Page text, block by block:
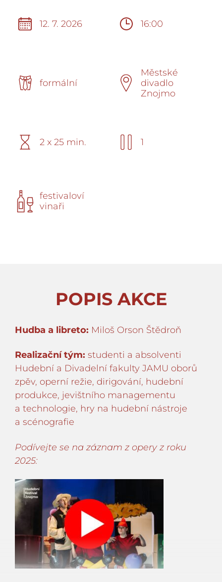
12. 7. 2026 16:00
formální
Městské
divadlo
Znojmo
2 x 25 min. 1
festivaloví
vinaři
POPIS AKCE
Hudba a libreto: Miloš Orson Štědroň
Realizační tým: studenti a absolventi
Hudební a Divadelní fakulty JAMU oborů
zpěv, operní režie, dirigování, hudební
produkce, jevištního managementu
a technologie, hry na hudební nástroje
a scénografie
Podívejte se na záznam z opery z roku
2025: